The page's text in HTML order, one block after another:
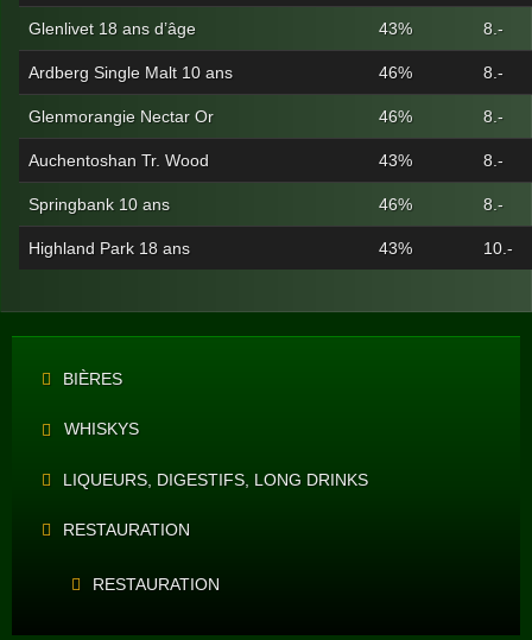
Glenlivet 18 ans d’âge 43% 8.-
Ardberg Single Malt 10 ans 46% 8.-
Glenmorangie Nectar Or 46% 8.-
Auchentoshan Tr. Wood 43% 8.-
Springbank 10 ans 46% 8.-
Highland Park 18 ans 43% 10.-
BIÈRES
WHISKYS
LIQUEURS, DIGESTIFS, LONG DRINKS
RESTAURATION
RESTAURATION